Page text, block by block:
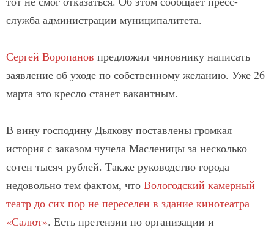
служба администрации муниципалитета.
Сергей Воропанов предложил чиновнику написать
заявление об уходе по собственному желанию. Уже 26
марта это кресло станет вакантным.
В вину господину Дьякову поставлены громкая
история с заказом чучела Масленицы за несколько
сотен тысяч рублей. Также руководство города
недовольно тем фактом, что Вологодский камерный
театр до сих пор не переселен в здание кинотеатра
«Салют». Есть претензии по организации и